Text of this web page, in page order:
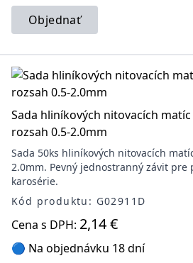
Objednať
Sada hliníkových nitovacích
rozsah 0.5-2.0mm
Sada 50ks hliníkových nitovacích
2.0mm. Pevný jednostranný závit pre
karosérie.
Kód produktu: G02911D
Cena s DPH: 2,14 €
🔵 Na objednávku 18 dní